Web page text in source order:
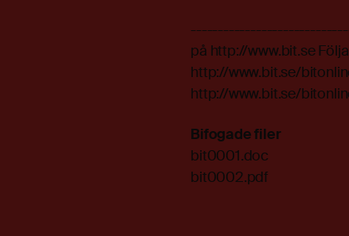
på http://www.bit.se
http://www.bit.se/
http://www.bit.se/
Bifogade filer
bit0001.doc
bit0002.pdf